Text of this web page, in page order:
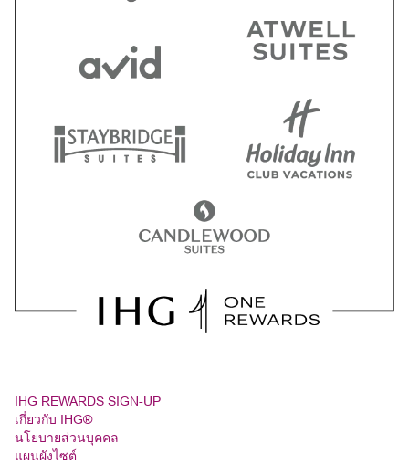
IHG REWARDS SIGN-UP
เกี่ยวกับ IHG®
นโยบายส่วนบุคคล
แผนผังไซต์